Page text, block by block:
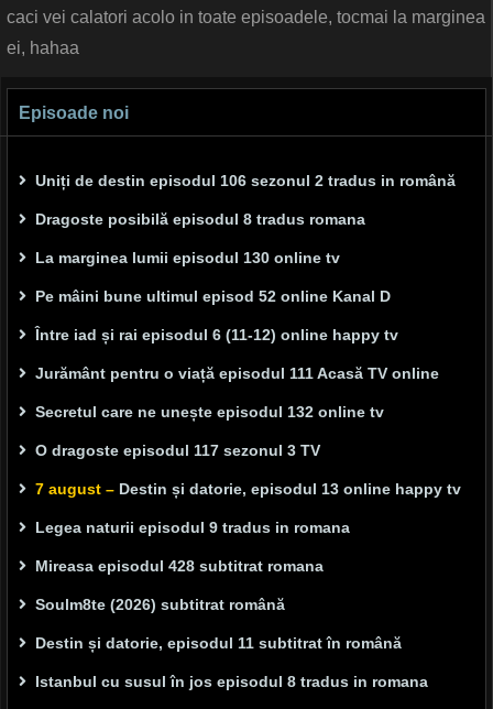
caci vei calatori acolo in toate episoadele, tocmai la marginea
ei, hahaa
Episoade noi
Uniți de destin episodul 106 sezonul 2 tradus in română
Dragoste posibilă episodul 8 tradus romana
La marginea lumii episodul 130 online tv
Pe mâini bune ultimul episod 52 online Kanal D
Între iad și rai episodul 6 (11-12) online happy tv
Jurământ pentru o viață episodul 111 Acasă TV online
Secretul care ne unește episodul 132 online tv
O dragoste episodul 117 sezonul 3 TV
7 august – Destin și datorie, episodul 13 online happy tv
Legea naturii episodul 9 tradus in romana
Mireasa episodul 428 subtitrat romana
Soulm8te (2026) subtitrat română
Destin și datorie, episodul 11 subtitrat în română
Istanbul cu susul în jos episodul 8 tradus in romana